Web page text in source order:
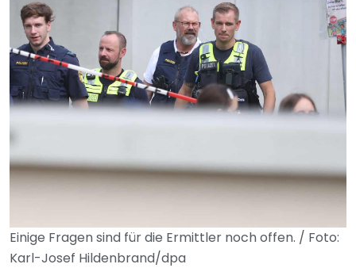
Einige Fragen sind für die Ermittler noch offen. / Foto:
Karl-Josef Hildenbrand/dpa